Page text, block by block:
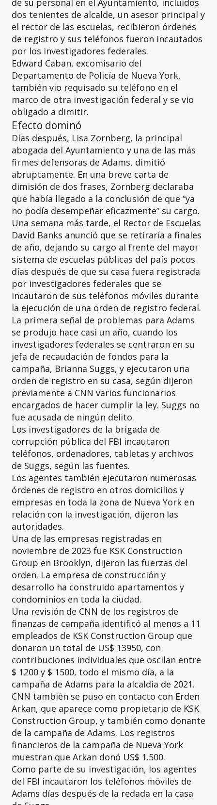
de su personal en el Ayuntamiento, incluidos
dos tenientes de alcalde, un asesor principal y
el rector de las escuelas, recibieron órdenes
de registro y sus teléfonos fueron incautados
por los investigadores federales.
Edward Caban, excomisario del
Departamento de Policía de Nueva York,
también vio requisado su teléfono en el
marco de otra investigación federal y se vio
obligado a dimitir.
Efecto dominó
Días después, Lisa Zornberg, la principal
abogada del Ayuntamiento y una de las más
firmes defensoras de Adams, dimitió
abruptamente. En una breve carta de
dimisión de dos frases, Zornberg declaraba
que había llegado a la conclusión de que “ya
no podía desempeñar eficazmente” su cargo.
Una semana más tarde, el Rector de Escuelas
David Banks anunció que se retiraría a finales
de año, dejando su cargo al frente del mayor
sistema de escuelas públicas del país pocos
días después de que su casa fuera registrada
por investigadores federales que se
incautaron de sus teléfonos móviles durante
la ejecución de una orden de registro federal.
La primera señal de problemas para Adams
se produjo hace casi un año, cuando los
investigadores federales se centraron en su
jefa de recaudación de fondos para la
campaña, Brianna Suggs, y ejecutaron una
orden de registro en su casa, según dijeron
previamente a CNN varios funcionarios
encargados de hacer cumplir la ley. Suggs no
fue acusada de ningún delito.
Los investigadores de la brigada de
corrupción pública del FBI incautaron
teléfonos, ordenadores, tabletas y archivos
de Suggs, según las fuentes.
Los agentes también ejecutaron numerosas
órdenes de registro en otros domicilios y
empresas en toda la zona de Nueva York en
relación con la investigación, dijeron las
autoridades.
Una de las empresas registradas en
noviembre de 2023 fue KSK Construction
Group en Brooklyn, dijeron las fuerzas del
orden. La empresa de construcción y
desarrollo ha construido apartamentos y
condominios en toda la ciudad.
Una revisión de CNN de los registros de
finanzas de campaña identificó al menos a 11
empleados de KSK Construction Group que
donaron un total de US$ 13950, con
contribuciones individuales que oscilan entre
$ 1200 y $ 1500, todo el mismo día, a la
campaña de Adams para la alcaldía de 2021.
CNN también se puso en contacto con Erden
Arkan, que aparece como propietario de KSK
Construction Group, y también como donante
de la campaña de Adams. Los registros
financieros de la campaña de Nueva York
muestran que Arkan donó US$ 1.500.
Como parte de su investigación, los agentes
del FBI incautaron los teléfonos móviles de
Adams días después de la redada en la casa